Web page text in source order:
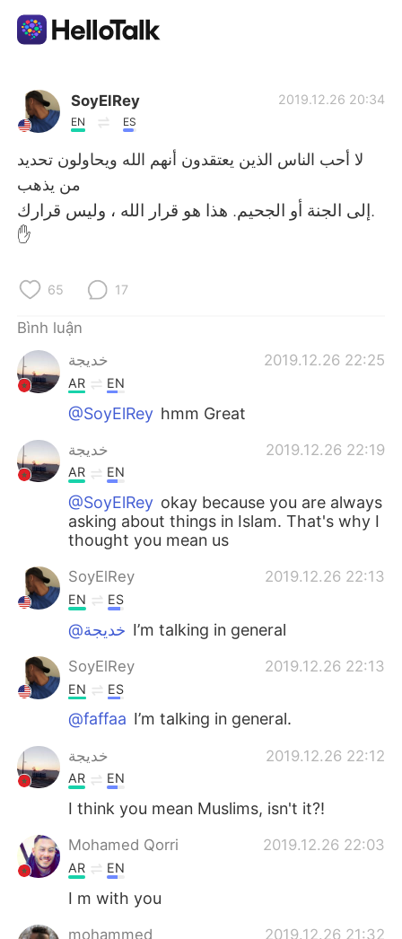
Ứng dụng trao đổi ngôn ngữ
AI Grammar Checker
Tiếng Việt
繁體中文
العربية
Deutsch 日本語
한국어
Indonesia
Italiano Türkçe
Português
SoyElRey
EN ES
2019.12.26 20:34
لا أحب الناس الذين يعتقدون أنهم الله ويحاولون تحديد
من يذهب
إلى الجنة أو الجحيم. هذا هو قرار الله ، وليس قرارك.
✋
65 17
Bình luận
خديجة
2019.12.26 22:25
AR EN
@SoyElRey hmm Great
خديجة 2019.12.26 22:19
AR EN
@SoyElRey okay because you are always
asking about things in Islam. That's why I
thought you mean us
SoyElRey 2019.12.26 22:13
EN ES
@خديجة I’m talking in general
SoyElRey 2019.12.26 22:13
EN ES
@faffaa I’m talking in general.
خديجة 2019.12.26 22:12
AR EN
I think you mean Muslims, isn't it?!
Mohamed Qorri 2019.12.26 22:03
AR EN
I m with you
mohammed 2019.12.26 21:32